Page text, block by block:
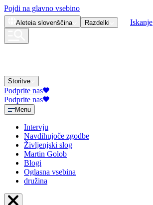
Pojdi na glavno vsebino
Aleteia slovenščina Razdelki Iskanje
Storitve
Podprite nas
Podprite nas
Menu
Intervju
Navdihujoče zgodbe
Življenjski slog
Martin Golob
Blogi
Oglasna vsebina
družina